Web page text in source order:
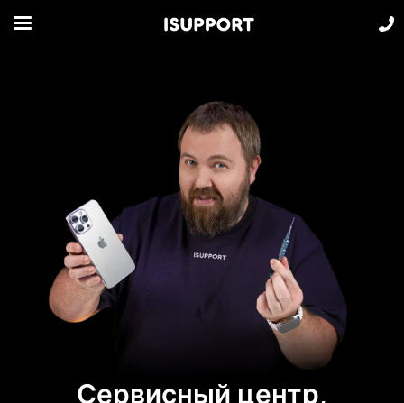
Сервисный центр,